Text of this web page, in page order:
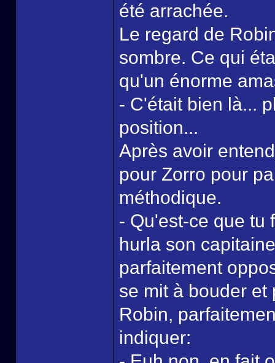
été arrachée.
Le regard de
sombre. Ce qui
qu'un énorme
- C'était bien là...
position...
Après avoir
pour Zorro pour
méthodique.
- Qu'est-ce que tu
hurla son
parfaitement
se mit à bouder et
Robin,
indiquer: